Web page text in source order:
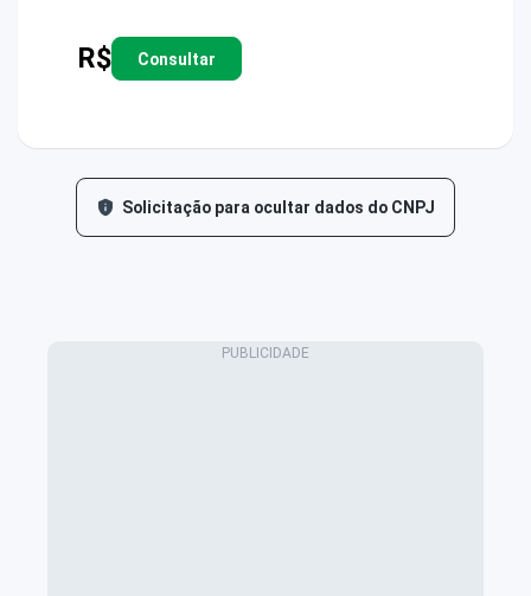
R$ Consultar
Solicitação para ocultar dados do CNPJ